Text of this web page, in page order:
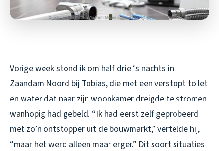
Vorige week stond ik om half drie ‘s nachts in
Zaandam Noord bij Tobias, die met een verstopt toilet
en water dat naar zijn woonkamer dreigde te stromen
wanhopig had gebeld. “Ik had eerst zelf geprobeerd
met zo’n ontstopper uit de bouwmarkt,” vertelde hij,
“maar het werd alleen maar erger.” Dit soort situaties